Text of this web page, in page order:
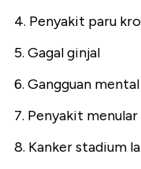
4. Penyakit paru
5. Gagal ginjal
6. Gangguan
7. Penyakit
8. Kanker stadium